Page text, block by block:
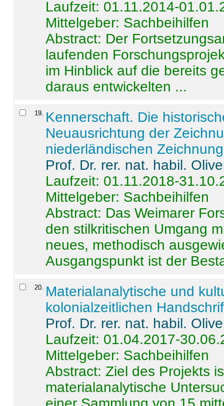
Laufzeit: 01.11.2014-
Mittelgeber: Sachbeihilfen
Abstract: Der
laufenden
im Hinblick auf die bereits
daraus entwickelten ...
19
Kennerschaft. Die
Neuausrichtung der
niederländischen
Prof. Dr. rer. nat. habil.
Laufzeit: 01.11.2018-
Mittelgeber: Sachbeihilfen
Abstract: Das Weimarer
den stilkritischen Umgang
neues, methodisch
Ausgangspunkt ist der
20
Materialanalytische und
kolonialzeitlichen
Prof. Dr. rer. nat. habil.
Laufzeit: 01.04.2017-
Mittelgeber: Sachbeihilfen
Abstract:Ziel des Projekts
materialanalytische